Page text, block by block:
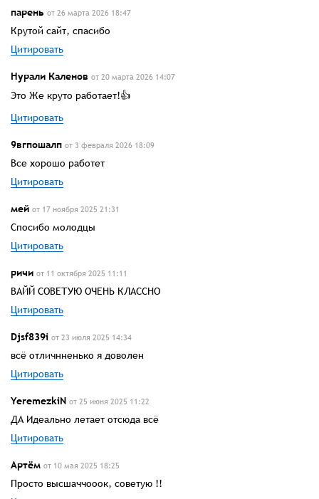
парень от 26 марта 2026 18:47
Крутой сайт, спасибо
Цитировать
Нурали Каленов от 20 марта 2026 14:07
Это Же круто работает!👍
Цитировать
9вгпошалп от 3 февраля 2026 18:09
Все хорошо работет
Цитировать
мей от 17 ноября 2025 21:31
Спосибо молодцы
Цитировать
ричи от 11 октября 2025 11:11
ВАЙЙ СОВЕТУЮ ОЧЕНЬ КЛАССНО
Цитировать
Djsf839i от 23 июля 2025 14:34
всё отличнненько я доволен
Цитировать
YeremezkiN от 25 июня 2025 11:22
ДА Идеально летает отсюда всё
Цитировать
Артём от 10 мая 2025 18:25
Просто высшаччооок, советую !!